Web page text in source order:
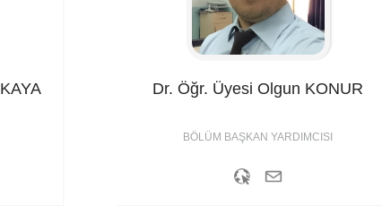
KAYA Dr. Öğr. Üyesi Olgun KONUR
BÖLÜM BAŞKAN YARDIMCISI